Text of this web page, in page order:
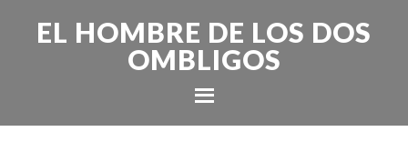
EL HOMBRE DE LOS DOS
OMBLIGOS